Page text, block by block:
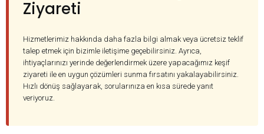
Ziyareti
Hizmetlerimiz hakkında daha fazla bilgi almak veya ücretsiz teklif
talep etmek için bizimle iletişime geçebilirsiniz. Ayrıca,
ihtiyaçlarınızı yerinde değerlendirmek üzere yapacağımız keşif
ziyareti ile en uygun çözümleri sunma fırsatını yakalayabilirsiniz.
Hızlı dönüş sağlayarak, sorularınıza en kısa sürede yanıt
veriyoruz.